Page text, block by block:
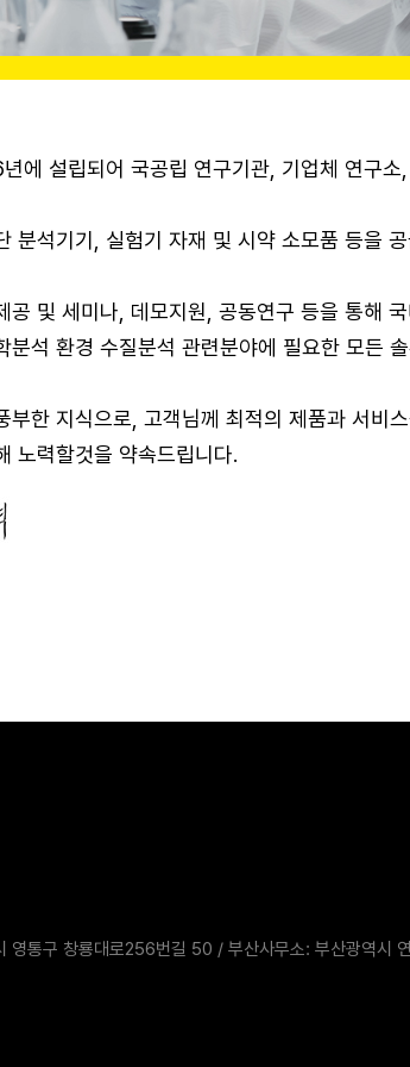
에 설립되어 국공립 연구기관, 기업체 연구소
분석기기, 실험기 자재 및 시약 소모품 등을
공 및 세미나, 데모지원, 공동연구 등을 통해
분석 환경 수질분석 관련분야에 필요한 모든
부한 지식으로, 고객님께 최적의 제품과 서비
노력할것을 약속드립니다.
영통구 창룡대로256번길 50 / 부산사무소: 부산광역시